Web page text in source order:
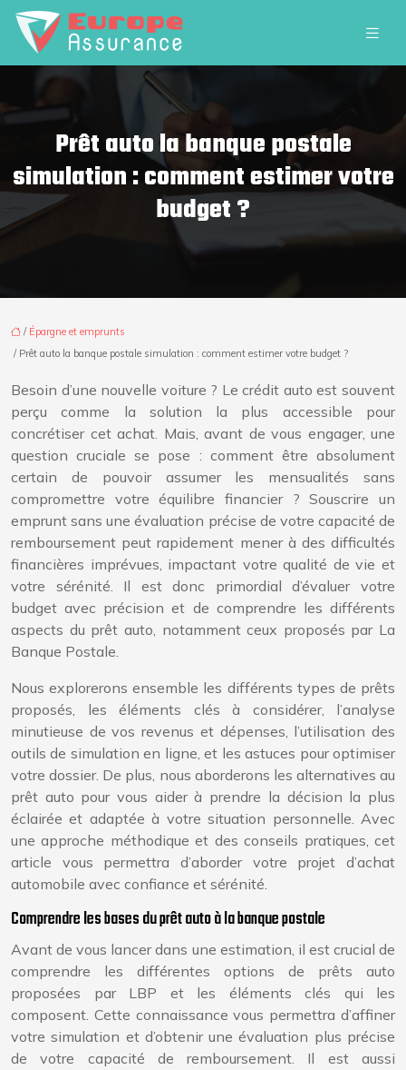
Prêt auto la banque postale
simulation : comment estimer votre
budget ?
/ Épargne et emprunts
/ Prêt auto la banque postale simulation : comment estimer votre budget ?
Besoin d’une nouvelle voiture ? Le crédit auto est souvent
perçu comme la solution la plus accessible pour
concrétiser cet achat. Mais, avant de vous engager, une
question cruciale se pose : comment être absolument
certain de pouvoir assumer les mensualités sans
compromettre votre équilibre financier ? Souscrire un
emprunt sans une évaluation précise de votre capacité de
remboursement peut rapidement mener à des difficultés
financières imprévues, impactant votre qualité de vie et
votre sérénité. Il est donc primordial d’évaluer votre
budget avec précision et de comprendre les différents
aspects du prêt auto, notamment ceux proposés par La
Banque Postale.
Nous explorerons ensemble les différents types de prêts
proposés, les éléments clés à considérer, l’analyse
minutieuse de vos revenus et dépenses, l’utilisation des
outils de simulation en ligne, et les astuces pour optimiser
votre dossier. De plus, nous aborderons les alternatives au
prêt auto pour vous aider à prendre la décision la plus
éclairée et adaptée à votre situation personnelle. Avec
une approche méthodique et des conseils pratiques, cet
article vous permettra d’aborder votre projet d’achat
automobile avec confiance et sérénité.
Comprendre les bases du prêt auto à la banque postale
Avant de vous lancer dans une estimation, il est crucial de
comprendre les différentes options de prêts auto
proposées par LBP et les éléments clés qui les
composent. Cette connaissance vous permettra d’affiner
votre simulation et d’obtenir une évaluation plus précise
de votre capacité de remboursement. Il est aussi